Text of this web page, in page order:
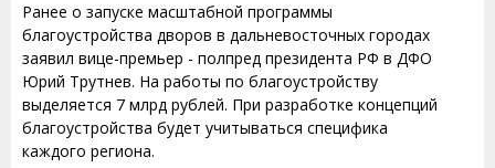
Ранее о запуске масштабной программы
благоустройства дворов в дальневосточных городах
заявил вице-премьер - полпред президента РФ в ДФО
Юрий Трутнев. На работы по благоустройству
выделяется 7 млрд рублей. При разработке концепций
благоустройства будет учитываться специфика
каждого региона.